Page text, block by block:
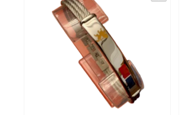
Caffè Boasi x Genoa